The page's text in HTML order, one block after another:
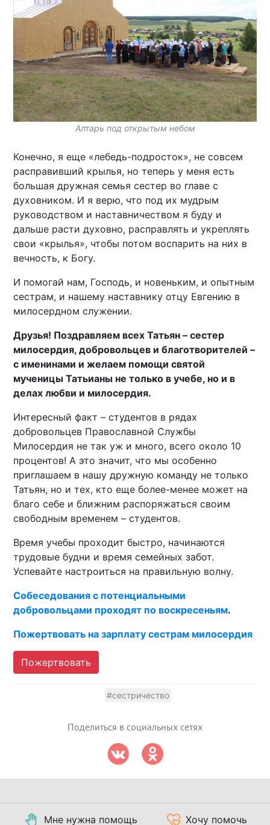
Алтарь под открытым небом
Конечно, я еще «лебедь-подросток», не совсем
расправивший крылья, но теперь у меня есть
большая дружная семья сестер во главе с
духовником. И я верю, что под их мудрым
руководством и наставничеством я буду и
дальше расти духовно, расправлять и укреплять
свои «крылья», чтобы потом воспарить на них в
вечность, к Богу.
И помогай нам, Господь, и новеньким, и опытным
сестрам, и нашему наставнику отцу Евгению в
милосердном служении.
Друзья! Поздравляем всех Татьян – сестер
милосердия, добровольцев и благотворителей –
с именинами и желаем помощи святой
мученицы Татьианы не только в учебе, но и в
делах любви и милосердия.
Интересный факт – студентов в рядах
добровольцев Православной Службы
Милосердия не так уж и много, всего около 10
процентов! А это значит, что мы особенно
приглашаем в нашу дружную команду не только
Татьян, но и тех, кто еще более-менее может на
благо себе и ближним распоряжаться своим
свободным временем – студентов.
Время учебы проходит быстро, начинаются
трудовые будни и время семейных забот.
Успевайте настроиться на правильную волну.
Собеседования с потенциальными
добровольцами проходят по воскресеньям.
Пожертвовать на зарплату сестрам милосердия
Пожертвовать
#сестричество
Поделиться в социальных сетях
Мне нужна помощь Хочу помочь